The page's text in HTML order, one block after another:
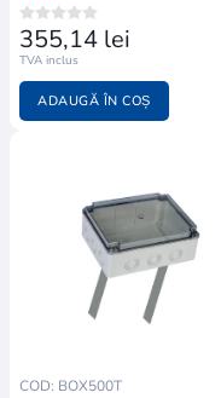
355,14 lei
TVA inclus
ADAUGĂ ÎN COȘ
COD: BOX500T